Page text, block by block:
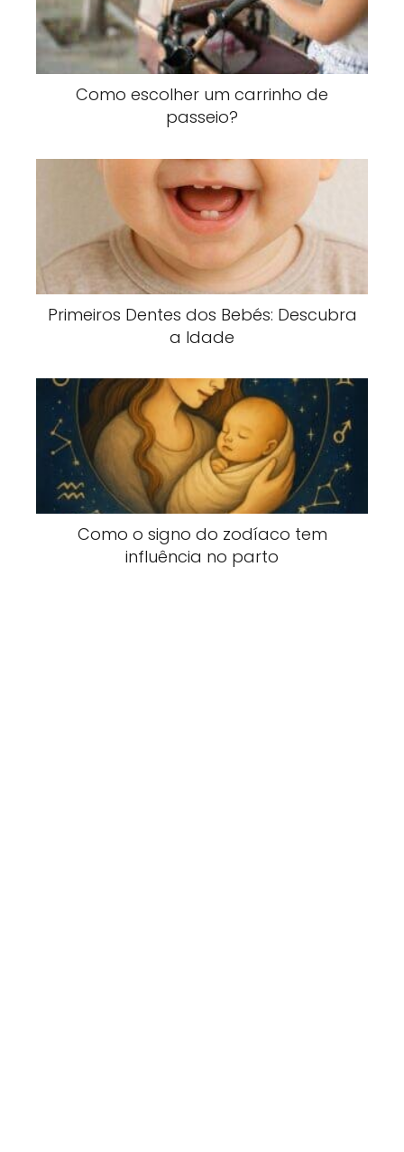
Como escolher um carrinho de
passeio?
Primeiros Dentes dos Bebés: Descubra
a Idade
Como o signo do zodíaco tem
influência no parto